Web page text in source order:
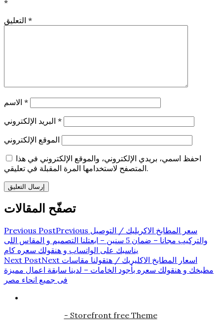
*
*
*
*
الموقع الإلكتروني
احفظ اسمي، بريدي الإلكتروني، والموقع الإلكتروني في هذا
المتصفح لاستخدامها المرة المقبلة في تعليقي.
تصفّح المقالات
Previous PostPrevious سعر المطابخ الاكريليك / التوصيل
والتركيب مجانا – ضمان 5 سنين – ابعتلنا التصميم و المقاس اللى
يناسبك على الواتساب و هنقولك سعره كام
Next PostNext اسعار المطابخ الاكليريك / هتقولنا مقاسات
مطبخك و هنقولك سعره بأجود الخامات – لدينا سابقة اعمال مميزة
فى جميع انحاء مصر
- Storefront free Theme